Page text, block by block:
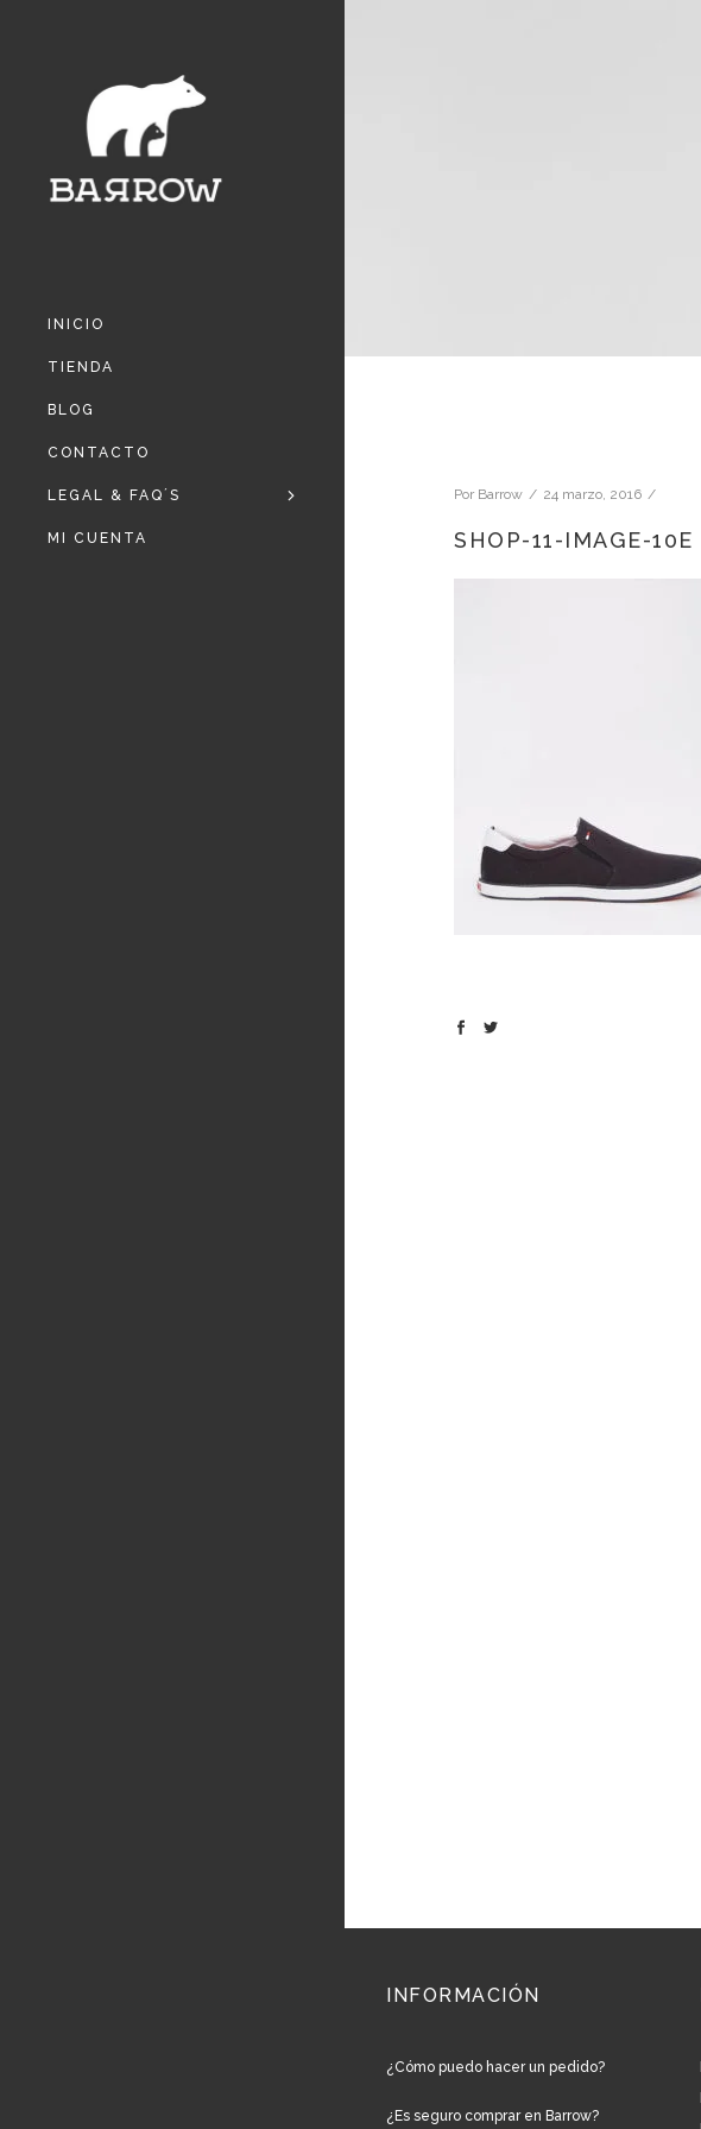
INICIO
TIENDA
BLOG
CONTACTO
LEGAL & FAQ´S
MI CUENTA
Por Barrow 24 marzo, 2016
SHOP-11-IMAGE-10E
INFORMACIÓN
¿Cómo puedo hacer un pedido?
¿Es seguro comprar en Barrow?